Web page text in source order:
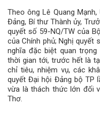
Theo ông Lê Quang
Đảng, Bí thư Thành ủy,
quyết số 59-NQ/TW của
của Chính phủ; Nghị quyết
nghĩa đặc biệt quan
thời gian tới, trước hết là
chỉ tiêu, nhiệm vụ, các
quyết Đại hội Đảng bộ TP
vừa là thách thức lớn đối
Thơ.